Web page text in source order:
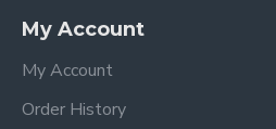
My Account
My Account
Order History